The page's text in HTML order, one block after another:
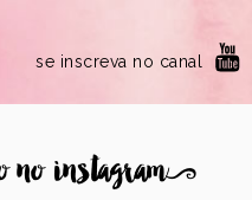
se inscreva no canal
no instagram9